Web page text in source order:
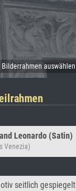
Leonardo (Satin)
Venezia)
seitlich gespiegelt